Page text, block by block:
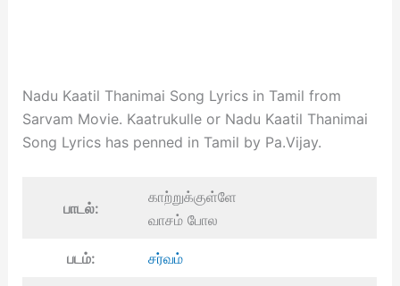
Nadu Kaatil Thanimai Song Lyrics in Tamil from
Sarvam Movie. Kaatrukulle or Nadu Kaatil Thanimai
Song Lyrics has penned in Tamil by Pa.Vijay.
பாடல்:
காற்றுக்குள்ளே
வாசம் போல
படம்: சர்வம்